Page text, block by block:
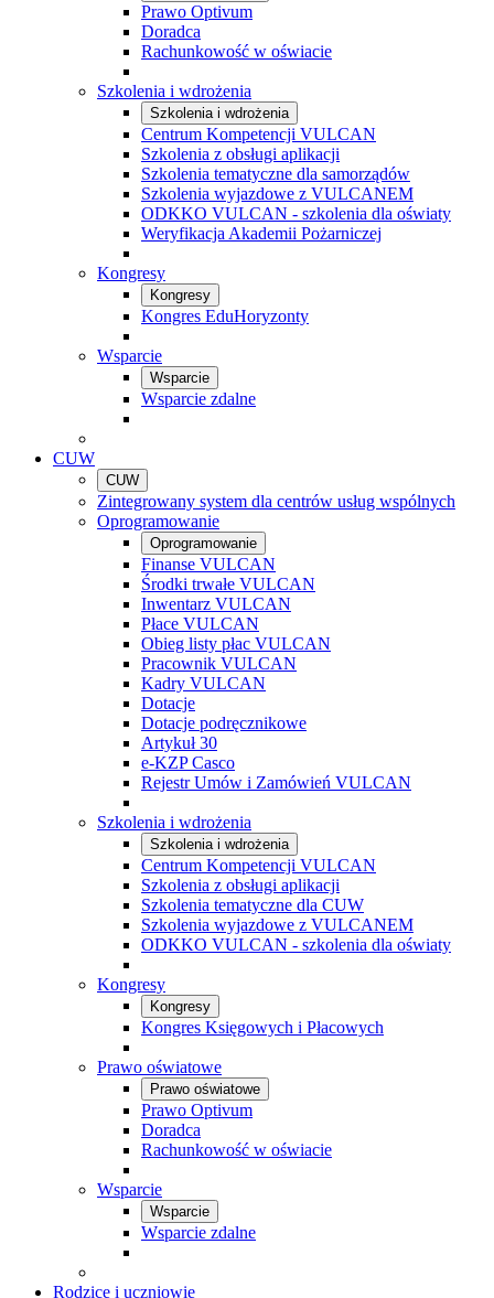
Prawo Optivum
Doradca
Rachunkowość w oświacie
Szkolenia i wdrożenia
Szkolenia i wdrożenia
Centrum Kompetencji VULCAN
Szkolenia z obsługi aplikacji
Szkolenia tematyczne dla samorządów
Szkolenia wyjazdowe z VULCANEM
ODKKO VULCAN - szkolenia dla oświaty
Weryfikacja Akademii Pożarniczej
Kongresy
Kongresy
Kongres EduHoryzonty
Wsparcie
Wsparcie
Wsparcie zdalne
CUW
CUW
Zintegrowany system dla centrów usług wspólnych
Oprogramowanie
Oprogramowanie
Finanse VULCAN
Środki trwałe VULCAN
Inwentarz VULCAN
Płace VULCAN
Obieg listy płac VULCAN
Pracownik VULCAN
Kadry VULCAN
Dotacje
Dotacje podręcznikowe
Artykuł 30
e-KZP Casco
Rejestr Umów i Zamówień VULCAN
Szkolenia i wdrożenia
Szkolenia i wdrożenia
Centrum Kompetencji VULCAN
Szkolenia z obsługi aplikacji
Szkolenia tematyczne dla CUW
Szkolenia wyjazdowe z VULCANEM
ODKKO VULCAN - szkolenia dla oświaty
Kongresy
Kongresy
Kongres Księgowych i Płacowych
Prawo oświatowe
Prawo oświatowe
Prawo Optivum
Doradca
Rachunkowość w oświacie
Wsparcie
Wsparcie
Wsparcie zdalne
Rodzice i uczniowie